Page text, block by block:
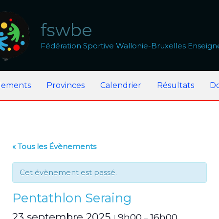
fswbe
Fédération Sportive Wallonie-Bruxelles
Provinces Calendrier Résultats
« Tous les Évènements
Cet évènement est passé.
Pentathlon Seraing